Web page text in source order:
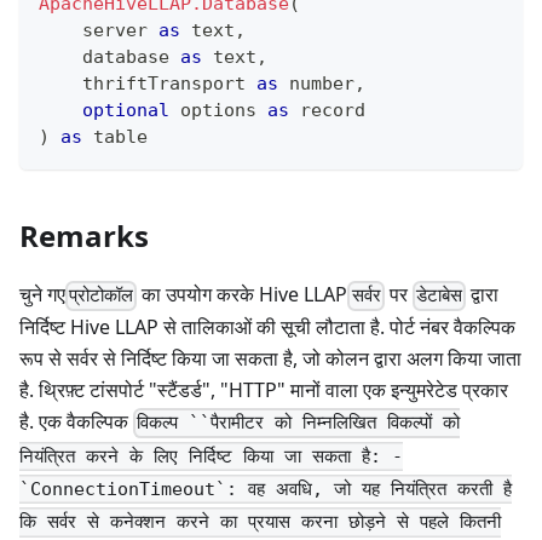
    server
as text ,
    database
as text ,
    thriftTransport
as number,
optional options as
record
)
as table
Remarks
चुने गएप्रोटोकॉल का उपयोग करके Hive LLAPसर्वरपर डेटाबेस द्वारा
निर्दिष्ट Hive LLAP से तालिकाओं की सूची लौटाता है. पोर्ट नंबर वैकल्पिक
रूप से सर्वर से निर्दिष्ट किया जा सकता है, जो कोलन द्वारा अलग किया जाता
है. थ्रिफ़्ट टांसपोर्ट "स्टैंडर्ड", "HTTP" मानों वाला एक इन्युमरेटेड प्रकार
है. एक वैकल्पिक विकल्प ``पैरामीटर को निम्नलिखित विकल्पों को
नियंत्रित करने के लिए निर्दिष्ट किया जा सकता है: -
`ConnectionTimeout`: वह अवधि, जो यह नियंत्रित करती है
कि सर्वर से कनेक्शन करने का प्रयास करना छोड़ने से पहले कितनी